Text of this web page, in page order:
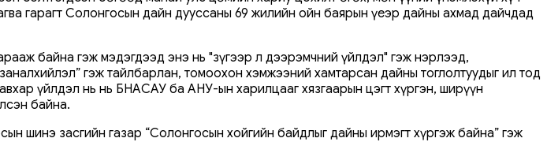
гарагт Солонгосын дайн дууссаны 69 жилийн ойн баярын үеэр дайны ахмад дайчдад
байна гэж мэдэгдээд энэ нь "зүгээр л дээрэмчний үйлдэл" гэж нэрлээд,
гэж тайлбарлан, томоохон хэмжээний хамтарсан дайны тоглолтуудыг ил тод
үйлдэл нь нь БНАСАУ ба АНУ-ын харилцааг хязгаарын цэгт хүргэн, ширүүн
байна.
засгийн газар “Солонгосын хойгийн байдлыг дайны ирмэгт хүргэж байна” гэж